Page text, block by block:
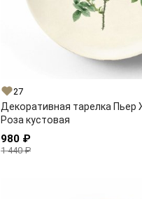
27
Декоративная тарелка Пьер
Роза кустовая
980 ₽
1 440 ₽